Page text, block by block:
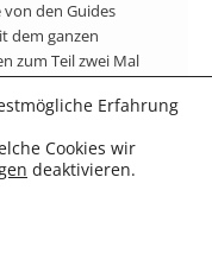
den Guides
dem ganzen
zum Teil zwei Mal
Erschöpfungsgefühl
Tag erinnern.
würde ich jetzt für
wir es aus der
ein kleiner
und
Erfahrung
Cookies wir
deaktivieren.